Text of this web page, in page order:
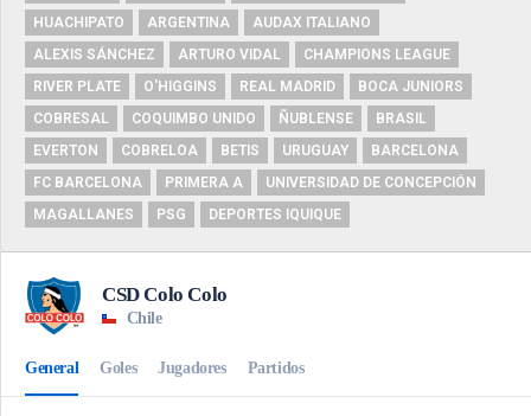
HUACHIPATO
ARGENTINA
AUDAX ITALIANO
ALEXIS SÁNCHEZ
ARTURO VIDAL
CHAMPIONS LEAGUE
RIVER PLATE
O'HIGGINS REAL MADRID
BOCA JUNIORS
COBRESAL
COQUIMBO UNIDO ÑUBLENSE
BRASIL
EVERTON
COBRELOA BETIS URUGUAY
BARCELONA
FC BARCELONA
PRIMERA A
UNIVERSIDAD DE CONCEPCIÓN
MAGALLANES
PSG DEPORTES IQUIQUE